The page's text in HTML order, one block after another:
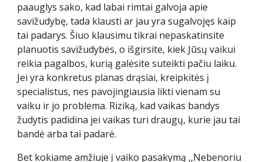
paauglys sako, kad labai rimtai galvoja apie
savižudybę, tada klausti ar jau yra sugalvojęs kaip
tai padarys. Šiuo klausimu tikrai nepaskatinsite
planuotis savižudybės, o išgirsite, kiek Jūsų vaikui
reikia pagalbos, kurią galėsite suteikti pačiu laiku.
Jei yra konkretus planas drąsiai, kreipkitės į
specialistus, nes pavojingiausia likti vienam su
vaiku ir jo problema. Riziką, kad vaikas bandys
žudytis padidina jei vaikas turi draugų, kurie jau tai
bandė arba tai padarė.
Bet kokiame amžiuje į vaiko pasakymą ,,Nebenoriu